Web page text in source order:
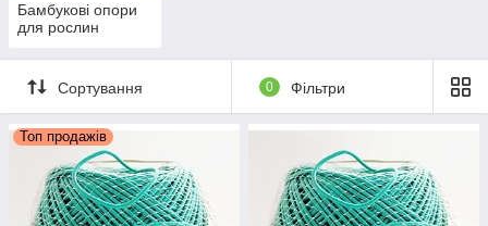
Бамбукові опори
для рослин
Сортування 0 Фільтри
Топ продажів